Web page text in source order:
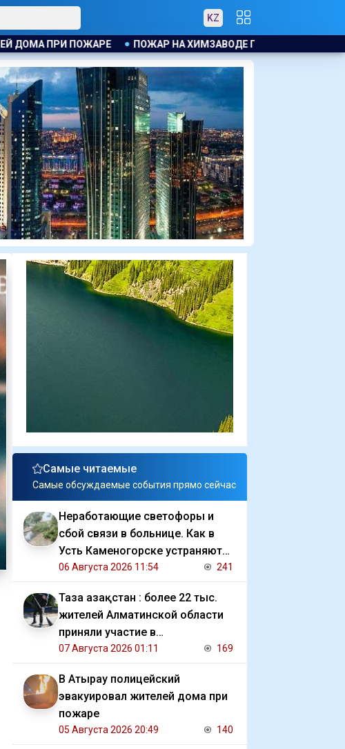
KZ
ПРОИЗОШЁЛ В КИТАЕ, ЭВАКУИРОВАЛИ БОЛЕЕ 1200
Самые читаемые
Самые обсуждаемые события прямо сейчас
Неработающие светофоры и
сбой связи в больнице. Как в
Усть Каменогорске устраняют
последствия ливня
06 Августа 2026 11:54 241
Таза Қазақстан : более 22 тыс.
жителей Алматинской области
приняли участие в
экологической акции
07 Августа 2026 01:11 169
В Атырау полицейский
эвакуировал жителей дома при
пожаре
05 Августа 2026 20:49 140